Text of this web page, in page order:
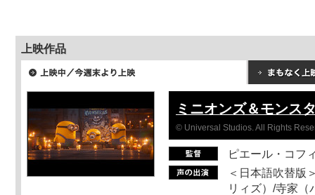
上映作品
ミニオンズ＆モンス
© Universal Studios. All Rights
ピエール・コフ
＜日本語吹替版
リィズ）/寺家（